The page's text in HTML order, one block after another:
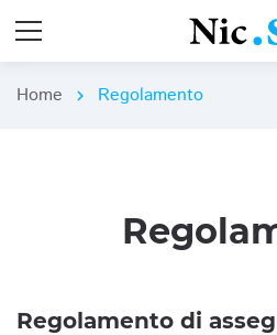
Home chevron_right Regolamento
Regolamento di